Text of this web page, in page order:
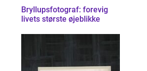
Bryllupsfotograf: forevig
livets største øjeblikke